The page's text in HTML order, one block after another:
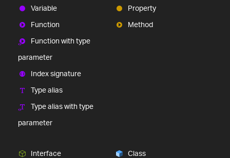
Variable
Function
Function with type
parameter
Index signature
Type alias
Type alias with type
parameter
Property
Method
Interface
Class